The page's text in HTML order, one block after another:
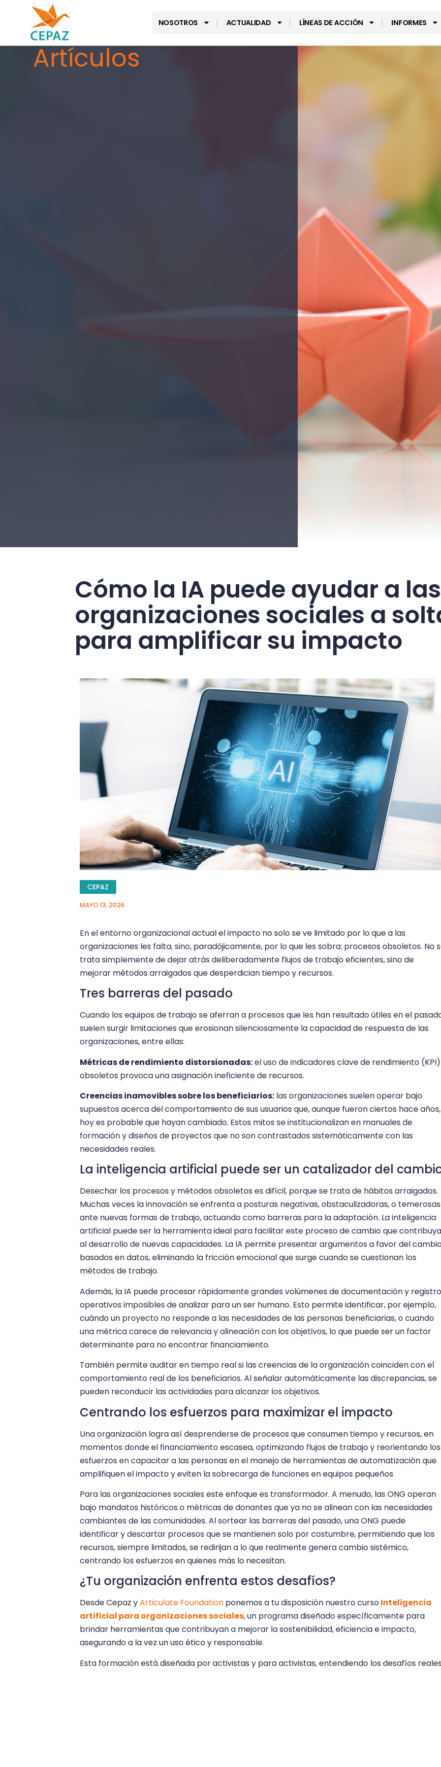
NOSOTROS ACTUALIDAD LÍNEAS DE ACCIÓN INFORMES
Artículos
Cómo la IA puede ayudar a las
organizaciones sociales a
para amplificar su impacto
CEPAZ
MAYO 13, 2026
En el entorno organizacional actual el impacto no solo se ve limitado por lo que a las
organizaciones les falta, sino, paradójicamente, por lo que les sobra: procesos obsoletos. No
trata simplemente de dejar atrás deliberadamente flujos de trabajo eficientes, sino de
mejorar métodos arraigados que desperdician tiempo y recursos.
Tres barreras del pasado
Cuando los equipos de trabajo se aferran a procesos que les han resultado útiles en el
suelen surgir limitaciones que erosionan silenciosamente la capacidad de respuesta de las
organizaciones, entre ellas:
Métricas de rendimiento distorsionadas:el uso de indicadores clave de rendimiento (KPI)
obsoletos provoca una asignación ineficiente de recursos.
Creencias inamovibles sobre los beneficiarios: las organizaciones suelen operar bajo
supuestos acerca del comportamiento de sus usuarios que, aunque fueron ciertos hace años,
hoy es probable que hayan cambiado. Estos mitos se institucionalizan en manuales de
formación y diseños de proyectos que no son contrastados sistemáticamente con las
necesidades reales.
La inteligencia artificial puede ser un catalizador del
Desechar los procesos y métodos obsoletos es difícil, porque se trata de hábitos arraigados.
Muchas veces la innovación se enfrenta a posturas negativas, obstaculizadoras, o temerosas
ante nuevas formas de trabajo, actuando como barreras para la adaptación. La inteligencia
artificial puede ser la herramienta ideal para facilitar este proceso de cambio que contribuya
al desarrollo de nuevas capacidades. La IA permite presentar argumentos a favor del
basados en datos, eliminando la fricción emocional que surge cuando se cuestionan los
métodos de trabajo.
Además, la IA puede procesar rápidamente grandes volúmenes de documentación y
operativos imposibles de analizar para un ser humano. Esto permite identificar, por ejemplo,
cuándo un proyecto no responde a las necesidades de las personas beneficiarias, o cuando
una métrica carece de relevancia y alineación con los objetivos, lo que puede ser un factor
determinante para no encontrar financiamiento.
También permite auditar en tiempo real si las creencias de la organización coinciden con el
comportamiento real de los beneficiarios. Al señalar automáticamente las discrepancias, se
pueden reconducir las actividades para alcanzar los objetivos.
Centrando los esfuerzos para maximizar el impacto
Una organización logra así desprenderse de procesos que consumen tiempo y recursos, en
momentos donde el financiamiento escasea, optimizando flujos de trabajo y reorientando los
esfuerzos en capacitar a las personas en el manejo de herramientas de automatización que
amplifiquen el impacto y eviten la sobrecarga de funciones en equipos pequeños
Para las organizaciones sociales este enfoque es transformador. A menudo, las ONG operan
bajo mandatos históricos o métricas de donantes que ya no se alinean con las necesidades
cambiantes de las comunidades. Al sortear las barreras del pasado, una ONG puede
identificar y descartar procesos que se mantienen solo por costumbre, permitiendo que los
recursos, siempre limitados, se redirijan a lo que realmente genera cambio sistémico,
centrando los esfuerzos en quienes más lo necesitan.
¿Tu organización enfrenta estos desafíos?
Desde Cepaz yArticulate Foundation ponemos a tu disposición nuestro cursoInteligencia
artificial para organizaciones sociales, un programa diseñado específicamente para
brindar herramientas que contribuyan a mejorar la sostenibilidad, eficiencia e impacto,
asegurando a la vez un uso ético y responsable.
Esta formación está diseñada por activistas y para activistas, entendiendo los desafíos reales